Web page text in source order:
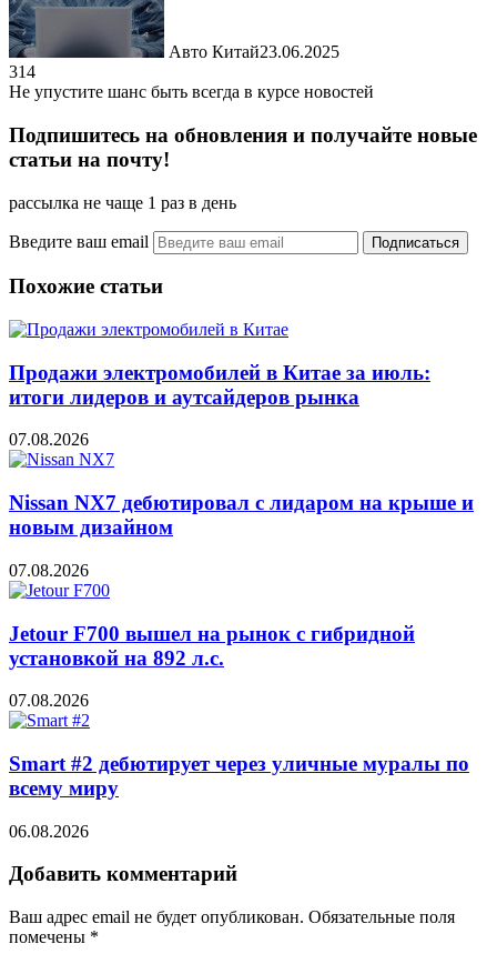
Авто Китай23.06.2025
314
Не упустите шанс быть всегда в курсе новостей
Подпишитесь на обновления и получайте новые
статьи на почту!
рассылка не чаще 1 раз в день
Введите ваш email
Похожие статьи
Продажи электромобилей в Китае за июль:
итоги лидеров и аутсайдеров рынка
07.08.2026
Nissan NX7 дебютировал с лидаром на крыше и
новым дизайном
07.08.2026
Jetour F700 вышел на рынок с гибридной
установкой на 892 л.с.
07.08.2026
Smart #2 дебютирует через уличные муралы по
всему миру
06.08.2026
Добавить комментарий
Ваш адрес email не будет опубликован. Обязательные поля
помечены *